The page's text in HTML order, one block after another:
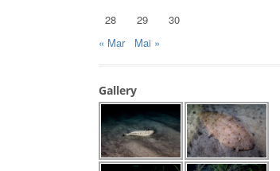
28
29
30
« Mar
Mai »
Gallery